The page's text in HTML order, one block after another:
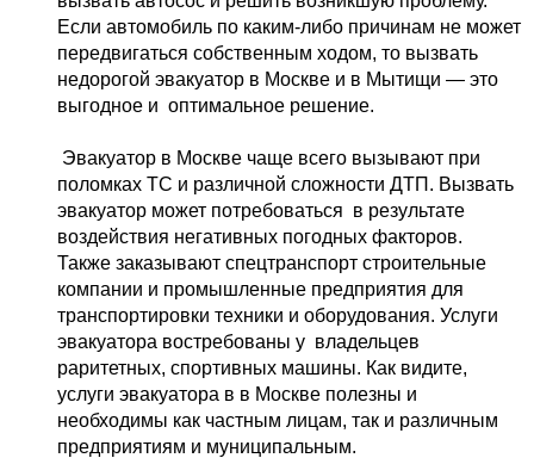
Если автомобиль по каким-либо причинам не может
передвигаться собственным ходом, то вызвать
недорогой эвакуатор в Москве и в Мытищи — это
выгодное и оптимальное решение.
поломках ТС и различной сложности ДТП. Вызвать
эвакуатор может потребоваться  в результате
воздействия негативных погодных факторов.
Также заказывают спецтранспорт строительные
компании и промышленные предприятия для
транспортировки техники и оборудования. Услуги
эвакуатора востребованы у  владельцев
раритетных, спортивных машины. Как видите,
услуги эвакуатора в в Москве полезны и
необходимы как частным лицам, так и различным
предприятиям и муниципальным.